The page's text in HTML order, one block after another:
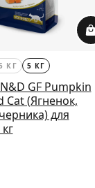
КГ 5 КГ
GF Pumpkin
Cat (Ягненок,
для